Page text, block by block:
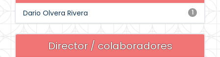
1
Dario Olvera Rivera
Director / colaboradores